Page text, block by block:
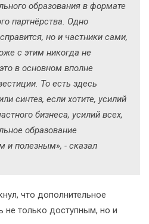
образования в формате
партнёрства. Одно
но и частники сами,
с этим никогда не
в основном вполне
То есть здесь
синтез, если хотите, усилий
бизнеса, усилий всех,
образование
и полезным», - сказал
что дополнительное
только доступным, но и